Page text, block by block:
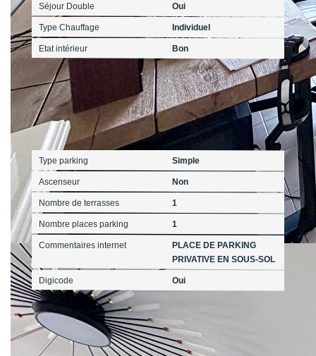
Séjour Double Oui
Type Chauffage Individuel
Etat intérieur Bon
Autres
Type parking Simple
Ascenseur Non
Nombre de terrasses 1
Nombre places parking 1
Commentaires internet
PLACE DE PARKING
PRIVATIVE EN SOUS-SOL
Digicode Oui